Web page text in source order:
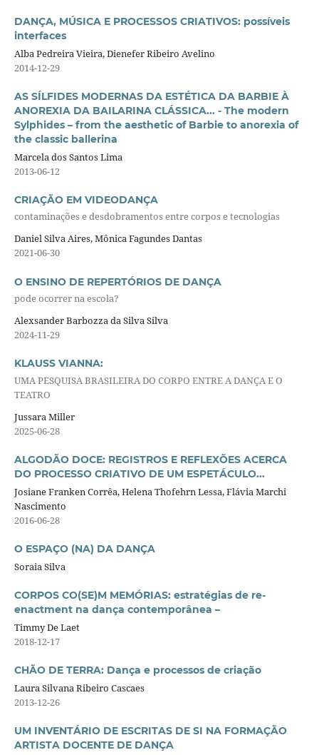
DANÇA, MÚSICA E PROCESSOS CRIATIVOS: possíveis
interfaces
Alba Pedreira Vieira, Dienefer Ribeiro Avelino
2014-12-29
AS SÍLFIDES MODERNAS DA ESTÉTICA DA BARBIE À
ANOREXIA DA BAILARINA CLÁSSICA... - The modern
Sylphides – from the aesthetic of Barbie to anorexia of
the classic ballerina
Marcela dos Santos Lima
2013-06-12
CRIAÇÃO EM VIDEODANÇA
contaminações e desdobramentos entre corpos e tecnologias
Daniel Silva Aires, Mônica Fagundes Dantas
2021-06-30
O ENSINO DE REPERTÓRIOS DE DANÇA
pode ocorrer na escola?
Alexsander Barbozza da Silva Silva
2024-11-29
KLAUSS VIANNA:
UMA PESQUISA BRASILEIRA DO CORPO ENTRE A DANÇA E O
TEATRO
Jussara Miller
2025-06-28
ALGODÃO DOCE: REGISTROS E REFLEXÕES ACERCA
DO PROCESSO CRIATIVO DE UM ESPETÁCULO...
Josiane Franken Corrêa, Helena Thofehrn Lessa, Flávia Marchi
Nascimento
2016-06-28
O ESPAÇO (NA) DA DANÇA
Soraia Silva
CORPOS CO(SE)M MEMÓRIAS: estratégias de re-
enactment na dança contemporânea –
Timmy De Laet
2018-12-17
CHÃO DE TERRA: Dança e processos de criação
Laura Silvana Ribeiro Cascaes
2013-12-26
UM INVENTÁRIO DE ESCRITAS DE SI NA FORMAÇÃO
ARTISTA DOCENTE DE DANÇA